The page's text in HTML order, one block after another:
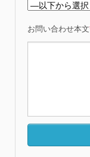
お問い合わせ本文